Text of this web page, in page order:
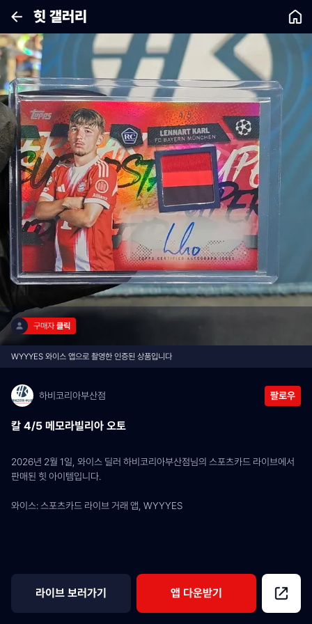
힛 갤러리
구매자 클릭
WYYYES 와이스 앱으로 촬영한 인증된 상품입니다
하비코리아부산점 팔로우
칼 4/5 메모라빌리아 오토
2026년 2월 1일, 와이스 딜러 하비코리아부산점님의 스포츠카드 라이브에서
판매된 힛 아이템입니다.
와이스: 스포츠카드 라이브 거래 앱, WYYYES
라이브 보러가기 앱 다운받기